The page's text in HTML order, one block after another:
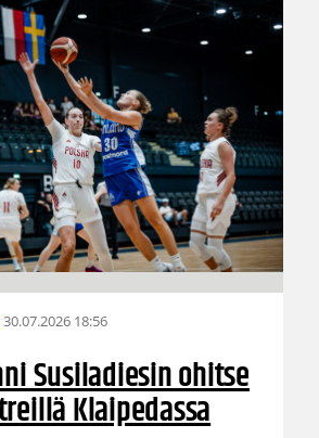
30.07.2026 18:56
Susiladiesin ohitse
Klaipedassa